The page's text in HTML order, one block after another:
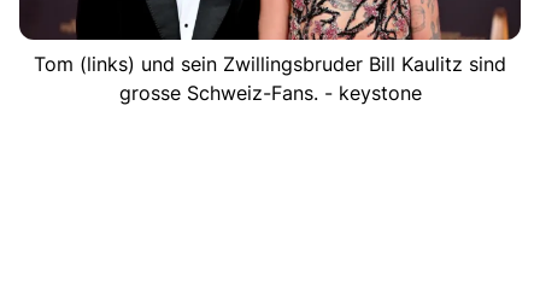
Tom (links) und sein Zwillingsbruder Bill Kaulitz sind
grosse Schweiz-Fans. - keystone